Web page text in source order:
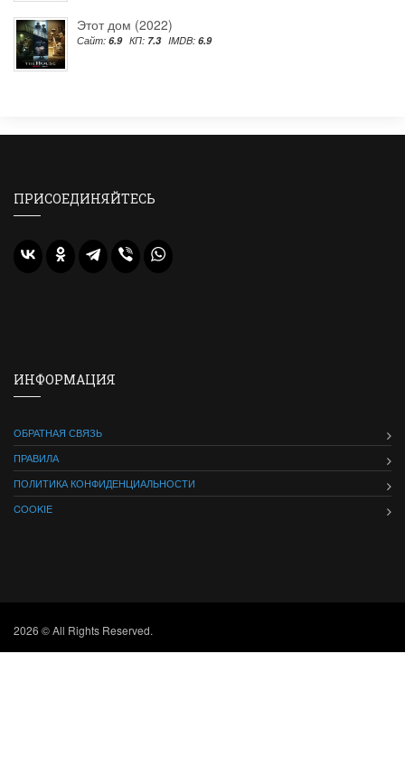
Этот дом (2022)
Сайт: 6.9 КП: 7.3 IMDB: 6.9
ПРИСОЕДИНЯЙТЕСЬ
ИНФОРМАЦИЯ
ОБРАТНАЯ СВЯЗЬ
ПРАВИЛА
ПОЛИТИКА КОНФИДЕНЦИАЛЬНОСТИ
COOKIE
2026 © All Rights Reserved.